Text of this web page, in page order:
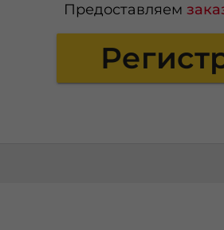
Предоставляем